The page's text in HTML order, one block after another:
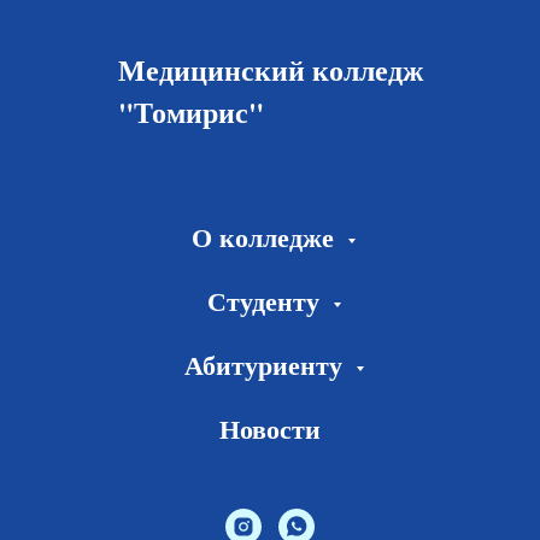
Медицинский колледж
"Томирис"
О колледже
Студенту
Абитуриенту
Новости